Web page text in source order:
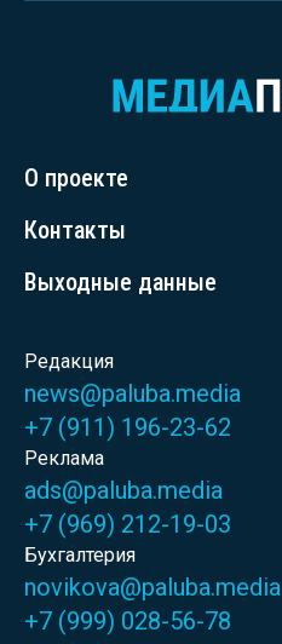
О проекте
Контакты
Выходные данные
Редакция
news@paluba.media
+7 (911) 196-23-62
Реклама
ads@paluba.media
+7 (969) 212-19-03
Бухгалтерия
novikova@paluba.media
+7 (999) 028-56-78